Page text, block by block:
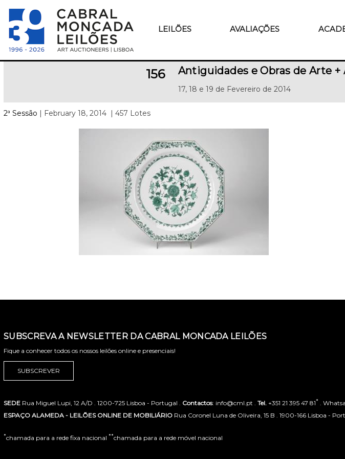
LEILÕES AVALIAÇÕES
156 Antiguidades e Obras de Arte
17, 18 e 19 de Fevereiro de 2014
2ª Sessão | February 18, 2014 | 457 Lotes
SUBSCREVA A NEWSLETTER DA CABRAL MONCADA LEILÕES
Fique a conhecer todos os nossos leilões online e presenciais!
SUBSCREVER
SEDE Rua Miguel Lupi, 12 A/D . 1200-725 Lisboa - Portugal . Contactos: info@cml.pt . Tel. +351 21 395 47 81* .
ESPAÇO ALAMEDA - LEILÕES ONLINE DE MOBILIÁRIO Rua Coronel Luna de Oliveira, 15 B . 1900-166 Lisboa -
*chamada para a rede fixa nacional **chamada para a rede móvel nacional